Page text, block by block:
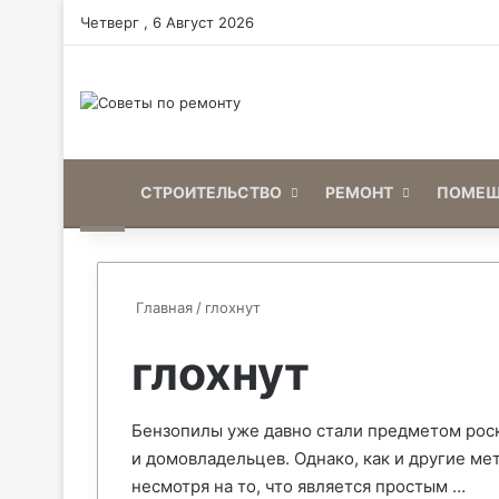
Четверг , 6 Август 2026
HomeСТРОИТЕЛЬСТВО РЕМОНТ
Главная / глохнут
глохнут
Бензопилы уже давно стали предметом
и домовладельцев. Однако, как и другие
несмотря на то, что является простым …